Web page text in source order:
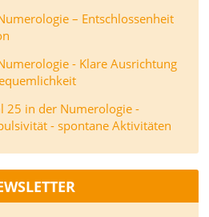
– Entschlossenheit
- Klare Ausrichtung
25 in der Numerologie -
- spontane Aktivitäten